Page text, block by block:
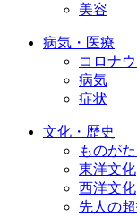
美容
病気・医療
コロナ
病気
症状
文化・歴史
ものがた
東洋文化
西洋文化
先人の